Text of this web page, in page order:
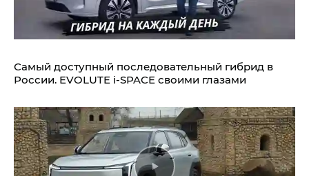
Самый доступный последовательный гибрид в
России. EVOLUTE i‑SPACE своими глазами